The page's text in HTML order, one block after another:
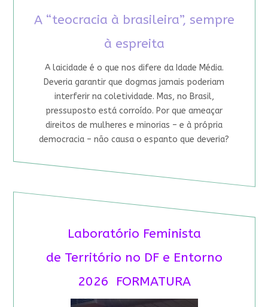
A “teocracia à brasileira”, sempre
à espreita
A laicidade é o que nos difere da Idade Média.
Deveria garantir que dogmas jamais poderiam
interferir na coletividade. Mas, no Brasil,
pressuposto está corroído. Por que ameaçar
direitos de mulheres e minorias – e à própria
democracia – não causa o espanto que deveria?
Laboratório Feminista
de Território no DF e Entorno
2026 FORMATURA